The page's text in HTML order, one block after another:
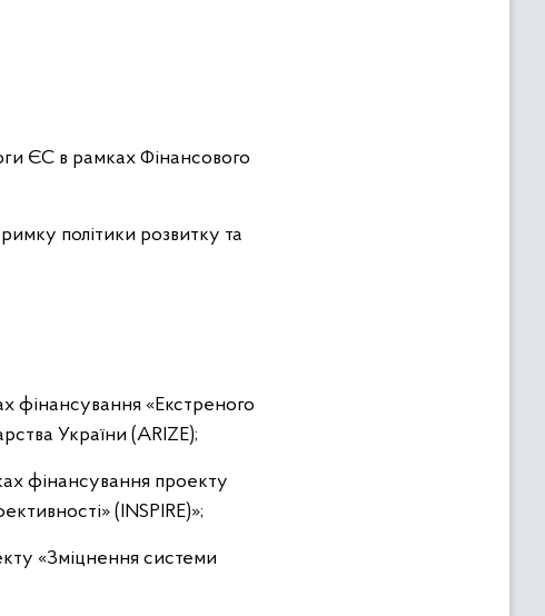
ЄС в рамках Фінансового
політики розвитку та
фінансування «Екстреного
України (ARIZE);
фінансування проекту
(INSPIRE)»;
«Зміцнення системи